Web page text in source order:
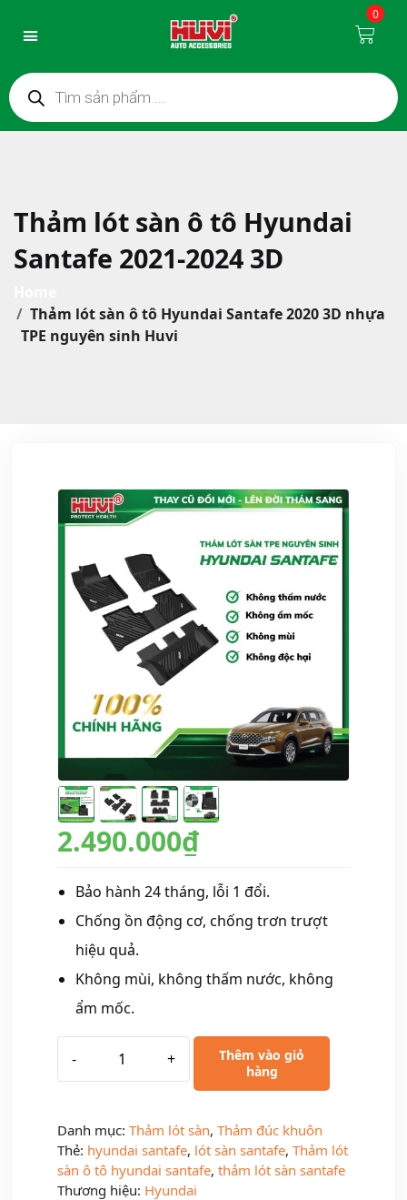
0
Thảm lót sàn ô tô Hyundai
Santafe 2021-2024 3D
Thảm lót sàn ô tô Hyundai Santafe 2020 3D nhựa
TPE nguyên sinh Huvi
2.490.000₫
Bảo hành 24 tháng, lỗi 1 đổi.
Chống ồn động cơ, chống trơn trượt
hiệu quả.
Không mùi, không thấm nước, không
ẩm mốc.
- +
Thêm vào giỏ
hàng
Danh mục: Thảm lót sàn, Thảm đúc khuôn
Thẻ: hyundai santafe, lót sàn santafe, Thảm lót
sàn ô tô hyundai santafe, thảm lót sàn santafe
Thương hiệu: Hyundai